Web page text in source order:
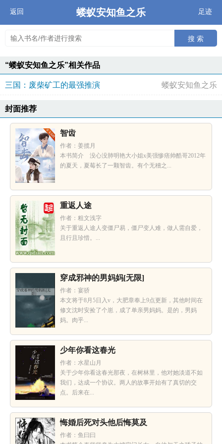
返回 蝼蚁安知鱼之乐 足迹
搜 索
“蝼蚁安知鱼之乐”相关作品
三国：废柴矿工的最强推演 蝼蚁安知鱼之乐
封面推荐
智齿
作者：姜揽月
本书简介 没心没肺明艳大小姐x美强惨痞帅酷哥2012年
的夏天，夏莓长了一颗智齿。有个无稽之...
重返人途
作者：粗文浅字
关于重返人途人变僵尸易，僵尸变人难，做人需自爱，
且行且珍惜。...
穿成邪神的男妈妈[无限]
作者：宴骄
本文将于8月5日入v，大肥章奉上9点更新，其他时间在
修文沈时安捡了个崽，成了单亲男妈妈。是的，男妈
妈。肉乎...
少年你看这春光
作者：水星山月
关于少年你看这春光那夜，在树林里，他对她淡道不如
我们，达成一个协议。两人的故事开始有了真切的交
点。后来在...
悔婚后死对头他后悔莫及
作者：鱼曰曰